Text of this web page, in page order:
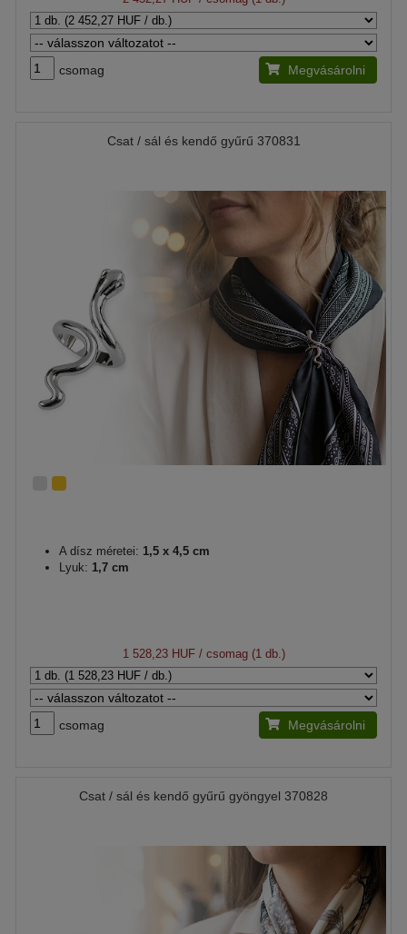
csomag Megvásárolni
Csat / sál és kendő gyűrű 370831
A dísz méretei: 1,5 x 4,5 cm
Lyuk: 1,7 cm
1 528,23 HUF/ csomag (1 db.)
csomag Megvásárolni
Csat / sál és kendő gyűrű gyöngyel 370828